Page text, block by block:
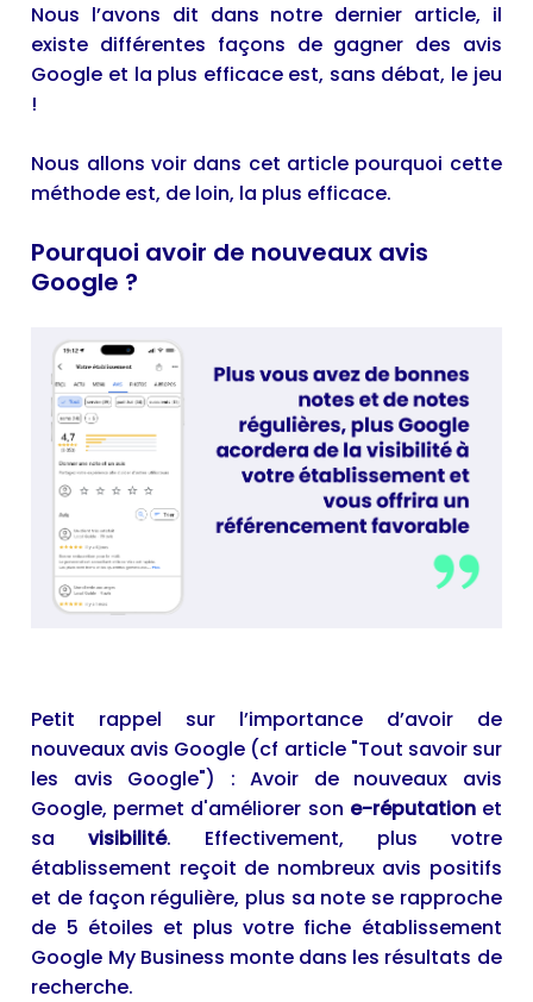
Nous l’avons dit dans notre dernier article, il
existe différentes façons de gagner des avis
Google et la plus efficace est, sans débat, le jeu
!
Nous allons voir dans cet article pourquoi cette
méthode est, de loin, la plus efficace.
Pourquoi avoir de nouveaux avis
Google ?
Petit rappel sur l’importance d’avoir de
nouveaux avis Google (cf article "Tout savoir sur
les avis Google") : Avoir de nouveaux avis
Google, permet d'améliorer son e-réputationet
savisibilité. Effectivement, plus votre
établissement reçoit de nombreux avis positifs
et de façon régulière, plus sa note se rapproche
de 5 étoiles et plus votre fiche établissement
Google My Business monte dans les résultats de
recherche.